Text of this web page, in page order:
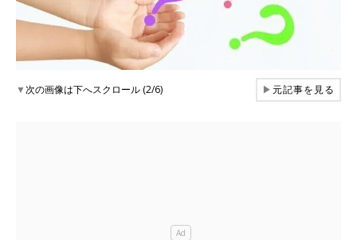
▼次の画像は下へスクロール (2/6) ▶元記事を見る